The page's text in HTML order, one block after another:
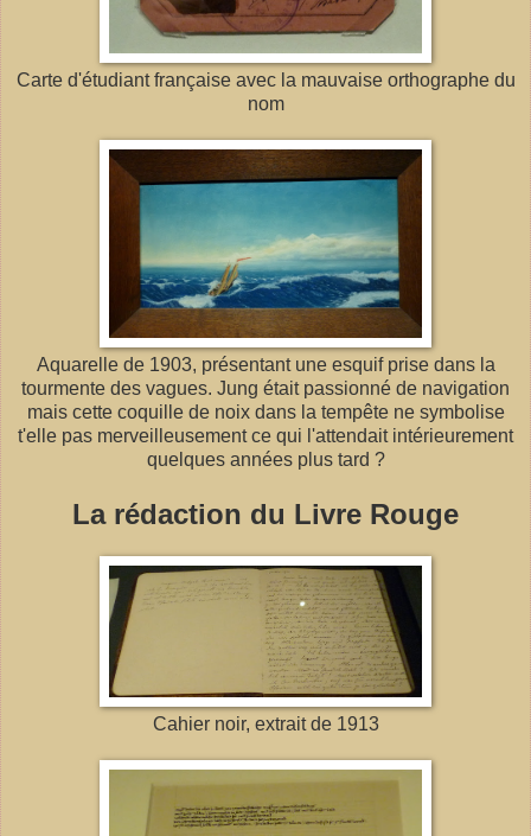
Carte d'étudiant française avec la mauvaise orthographe du
nom
Aquarelle de 1903, présentant une esquif prise dans la
tourmente des vagues. Jung était passionné de navigation
mais cette coquille de noix dans la tempête ne symbolise
t'elle pas merveilleusement ce qui l'attendait intérieurement
quelques années plus tard ?
La rédaction du Livre Rouge
Cahier noir, extrait de 1913